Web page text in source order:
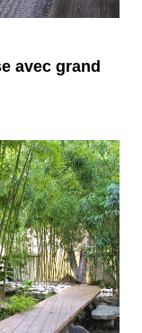
avec grand